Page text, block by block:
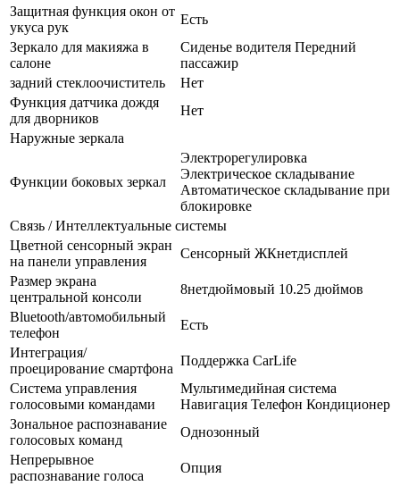
Защитная функция окон от
укуса рук
Есть
Зеркало для макияжа в
салоне
Сиденье водителя Передний
пассажир
задний стеклоочиститель
Нет
Функция датчика дождя
для дворников
Нет
Наружные зеркала
Функции боковых зеркал
Электрорегулировка
Электрическое складывание
Автоматическое складывание при
блокировке
Связь / Интеллектуальные системы
Цветной сенсорный экран
на панели управления
Сенсорный ЖКнетдисплей
Размер экрана
центральной консоли
8нетдюймовый 10.25 дюймов
Bluetooth/автомобильный
телефон
Есть
Интеграция/
проецирование смартфона
Поддержка CarLife
Система управления
голосовыми командами
Мультимедийная система
Навигация Телефон Кондиционер
Зональное распознавание
голосовых команд
Однозонный
Непрерывное
распознавание голоса
Опция